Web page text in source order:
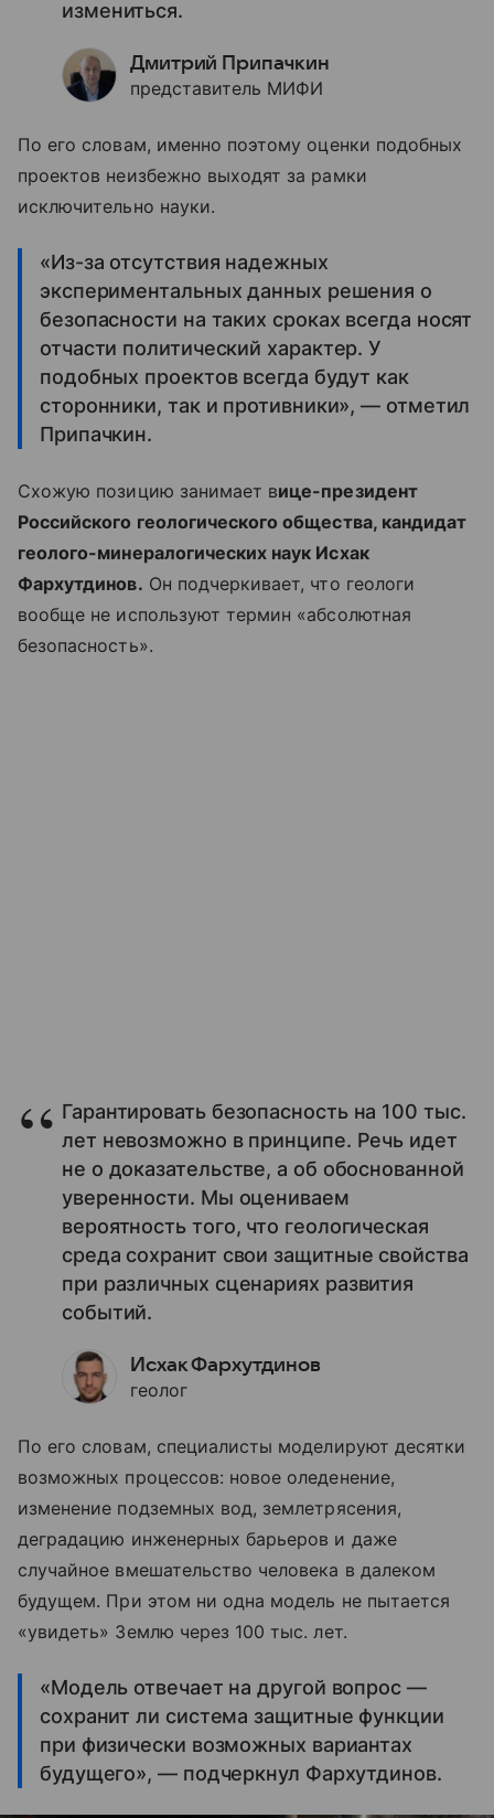
измениться.
Дмитрий Припачкин
представитель МИФИ
По его словам, именно поэтому оценки подобных
проектов неизбежно выходят за рамки
исключительно науки.
«Из-за отсутствия надежных
экспериментальных данных решения о
безопасности на таких сроках всегда носят
отчасти политический характер. У
подобных проектов всегда будут как
сторонники, так и противники», — отметил
Припачкин.
Схожую позицию занимает вице-президент
Российского геологического общества, кандидат
геолого-минералогических наук Исхак
Фархутдинов. Он подчеркивает, что геологи
вообще не используют термин «абсолютная
безопасность».
Гарантировать безопасность на 100 тыс.
лет невозможно в принципе. Речь идет
не о доказательстве, а об обоснованной
уверенности. Мы оцениваем
вероятность того, что геологическая
среда сохранит свои защитные свойства
при различных сценариях развития
событий.
Исхак Фархутдинов
геолог
По его словам, специалисты моделируют десятки
возможных процессов: новое оледенение,
изменение подземных вод, землетрясения,
деградацию инженерных барьеров и даже
случайное вмешательство человека в далеком
будущем. При этом ни одна модель не пытается
«увидеть» Землю через 100 тыс. лет.
«Модель отвечает на другой вопрос —
сохранит ли система защитные функции
при физически возможных вариантах
будущего», — подчеркнул Фархутдинов.